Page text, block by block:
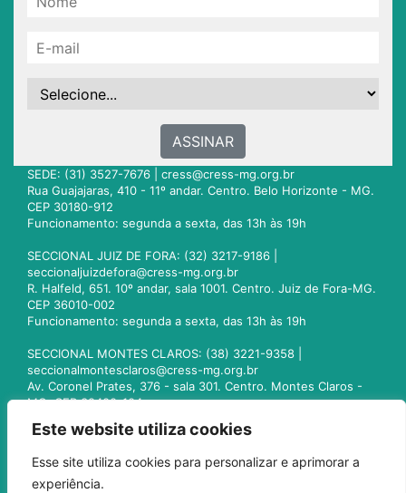
Este website utiliza cookies
Esse site utiliza cookies para personalizar e aprimorar a
experiência.
ASSINAR
SEDE: (31) 3527-7676 | cress@cress-mg.org.br
Rua Guajajaras, 410 - 11º andar. Centro. Belo Horizonte - MG.
CEP 30180-912
Funcionamento: segunda a sexta, das 13h às 19h
SECCIONAL JUIZ DE FORA: (32) 3217-9186 |
seccionaljuizdefora@cress-mg.org.br
R. Halfeld, 651. 10º andar, sala 1001. Centro. Juiz de Fora-MG.
CEP 36010-002
Funcionamento: segunda a sexta, das 13h às 19h
SECCIONAL MONTES CLAROS: (38) 3221-9358 |
seccionalmontesclaros@cress-mg.org.br
Av. Coronel Prates, 376 - sala 301. Centro. Montes Claros -
MG. CEP 39400-104
seccionaluberlandia@cress-mg.org.br
Av. Afonso Pena, 547 - sala 101. Uberlândia - MG. CEP